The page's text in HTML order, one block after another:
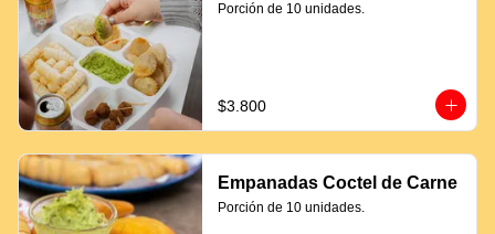
Porción de 10 unidades.
$3.800
Empanadas Coctel de Carne
Porción de 10 unidades.